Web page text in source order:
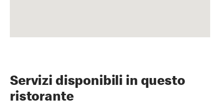
Servizi disponibili in questo
ristorante